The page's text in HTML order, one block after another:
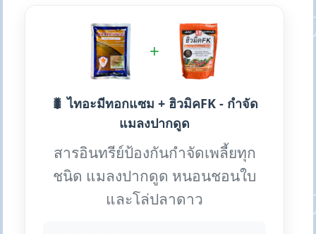
+
🐛 ไทอะมีทอกแซม + ฮิวมิคFK - กำจัด
แมลงปากดูด
สารอินทรีย์ป้องกันกำจัดเพลี้ยทุก
ชนิด แมลงปากดูด หนอนชอนใบ
และโล่ปลาดาว